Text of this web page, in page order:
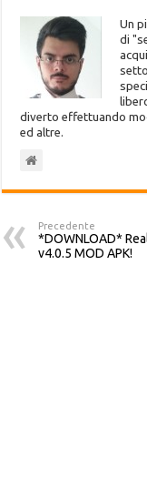
Un
di
diverto effettuando
ed altre.
Precedente
*DOWNLOAD*
v4.0.5 MOD APK!